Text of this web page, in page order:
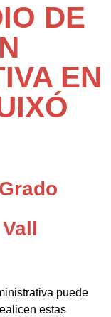
DE
EN
puede
estas